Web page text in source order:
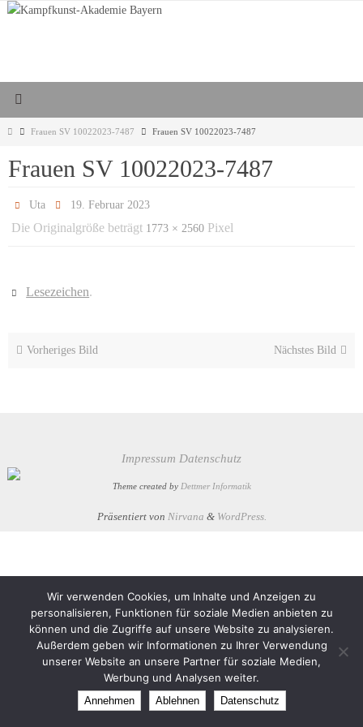
Zum
StartFrauen SV 10022023-7487 Frauen SV 10022023-7487
Frauen SV 10022023-7487
Uta 19. Februar 2023
Die Originalgröße beträgt 1773 × 2560 Pixel
Lesezeichen.
Vorheriges Bild Nächstes Bild
Impressum Datenschutz
Theme created by Dettmer Informatik
Präsentiert von Nirvana & WordPress.
Wir verwenden Cookies, um Inhalte und Anzeigen zu
personalisieren, Funktionen für soziale Medien anbieten zu
können und die Zugriffe auf unsere Website zu analysieren.
Außerdem geben wir Informationen zu Ihrer Verwendung
unserer Website an unsere Partner für soziale Medien,
Werbung und Analysen weiter.
Annehmen Ablehnen Datenschutz